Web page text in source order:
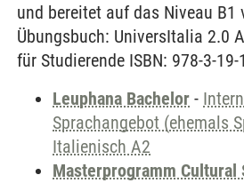
und bereitet auf das Niveau B1
Übungsbuch: UniversItalia 2.0
für Studierende ISBN: 978-3-
Leuphana Bachelor -
Sprachangebot (ehemals
Italienisch A2
Masterprogramm Cultural